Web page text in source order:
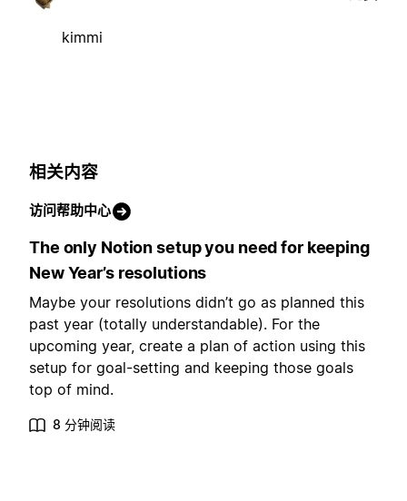
kimmi
相关内容
访问帮助中心
The only Notion setup you need for keeping
New Year’s resolutions
Maybe your resolutions didn’t go as planned this
past year (totally understandable). For the
upcoming year, create a plan of action using this
setup for goal-setting and keeping those goals
top of mind.
8 分钟阅读